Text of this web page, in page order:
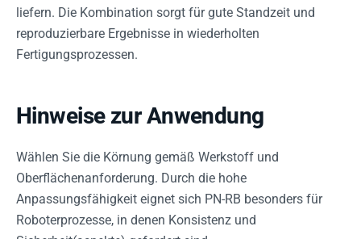
liefern. Die Kombination sorgt für gute Standzeit und
reproduzierbare Ergebnisse in wiederholten
Fertigungsprozessen.
Hinweise zur Anwendung
Wählen Sie die Körnung gemäß Werkstoff und
Oberflächenanforderung. Durch die hohe
Anpassungsfähigkeit eignet sich PN-RB besonders für
Roboterprozesse, in denen Konsistenz und